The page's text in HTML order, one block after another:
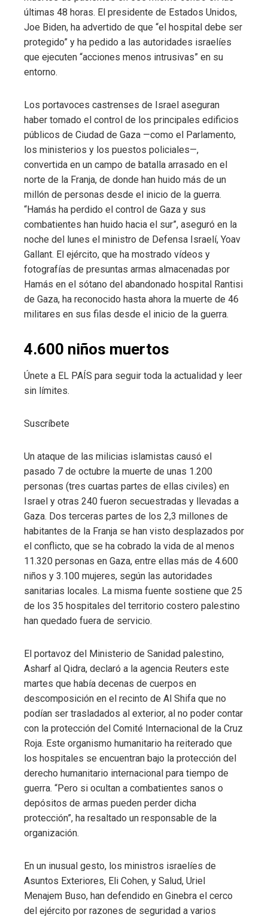
últimas 48 horas. El presidente de Estados Unidos,
Joe Biden, ha advertido de que “el hospital debe ser
protegido” y ha pedido a las autoridades israelíes
que ejecuten “acciones menos intrusivas” en su
entorno.
Los portavoces castrenses de Israel aseguran
haber tomado el control de los principales edificios
públicos de Ciudad de Gaza —como el Parlamento,
los ministerios y los puestos policiales—,
convertida en un campo de batalla arrasado en el
norte de la Franja, de donde han huido más de un
millón de personas desde el inicio de la guerra.
“Hamás ha perdido el control de Gaza y sus
combatientes han huido hacia el sur”, aseguró en la
noche del lunes el ministro de Defensa Israelí, Yoav
Gallant. El ejército, que ha mostrado vídeos y
fotografías de presuntas armas almacenadas por
Hamás en el sótano del abandonado hospital Rantisi
de Gaza, ha reconocido hasta ahora la muerte de 46
militares en sus filas desde el inicio de la guerra.
4.600 niños muertos
Únete a EL PAÍS para seguir toda la actualidad y leer
sin límites.
Suscríbete
Un ataque de las milicias islamistas causó el
pasado 7 de octubre la muerte de unas 1.200
personas (tres cuartas partes de ellas civiles) en
Israel y otras 240 fueron secuestradas y llevadas a
Gaza. Dos terceras partes de los 2,3 millones de
habitantes de la Franja se han visto desplazados por
el conflicto, que se ha cobrado la vida de al menos
11.320 personas en Gaza, entre ellas más de 4.600
niños y 3.100 mujeres, según las autoridades
sanitarias locales. La misma fuente sostiene que 25
de los 35 hospitales del territorio costero palestino
han quedado fuera de servicio.
El portavoz del Ministerio de Sanidad palestino,
Asharf al Qidra, declaró a la agencia Reuters este
martes que había decenas de cuerpos en
descomposición en el recinto de Al Shifa que no
podían ser trasladados al exterior, al no poder contar
con la protección del Comité Internacional de la Cruz
Roja. Este organismo humanitario ha reiterado que
los hospitales se encuentran bajo la protección del
derecho humanitario internacional para tiempo de
guerra. “Pero si ocultan a combatientes sanos o
depósitos de armas pueden perder dicha
protección”, ha resaltado un responsable de la
organización.
En un inusual gesto, los ministros israelíes de
Asuntos Exteriores, Eli Cohen, y Salud, Uriel
Menajem Buso, han defendido en Ginebra el cerco
del ejército por razones de seguridad a varios